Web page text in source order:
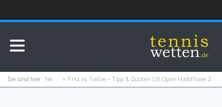
News Fritz vs Tiafoe – Tipp & Quoten US Open Halbfinale 2024